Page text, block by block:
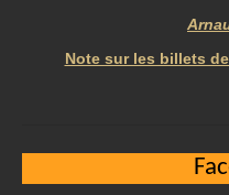
Note sur les billets